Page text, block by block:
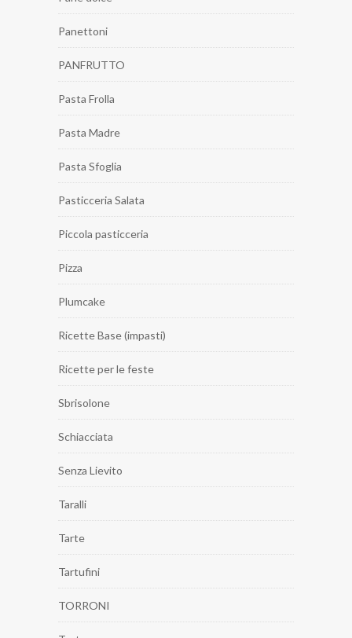
Panettoni
PANFRUTTO
Pasta Frolla
Pasta Madre
Pasta Sfoglia
Pasticceria Salata
Piccola pasticceria
Pizza
Plumcake
Ricette Base (impasti)
Ricette per le feste
Sbrisolone
Schiacciata
Senza Lievito
Taralli
Tarte
Tartufini
TORRONI